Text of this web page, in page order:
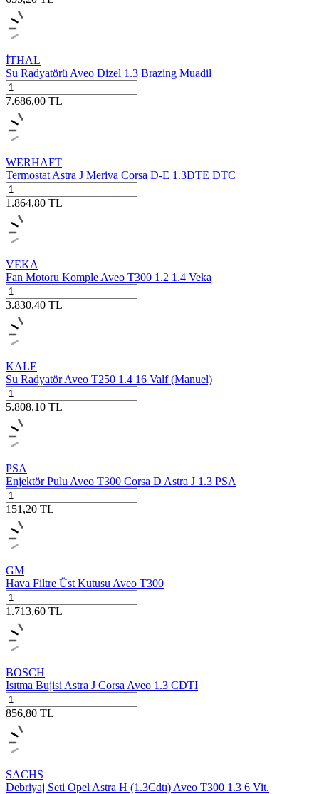
İTHAL
Su Radyatörü Aveo Dizel 1.3 Brazing Muadil
7.686,00 TL
WERHAFT
Termostat Astra J Meriva Corsa D-E 1.3DTE DTC
1.864,80 TL
VEKA
Fan Motoru Komple Aveo T300 1.2 1.4 Veka
3.830,40 TL
KALE
Su Radyatör Aveo T250 1.4 16 Valf (Manuel)
5.808,10 TL
PSA
Enjektör Pulu Aveo T300 Corsa D Astra J 1.3 PSA
151,20 TL
GM
Hava Filtre Üst Kutusu Aveo T300
1.713,60 TL
BOSCH
Isıtma Bujisi Astra J Corsa Aveo 1.3 CDTI
856,80 TL
SACHS
Debriyaj Seti Opel Astra H (1.3Cdtı) Aveo T300 1.3 6 Vit.